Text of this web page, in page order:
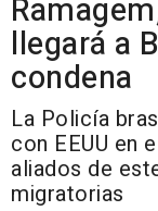
llegará a
condena
La Policía
con EEUU en
aliados de
migratorias